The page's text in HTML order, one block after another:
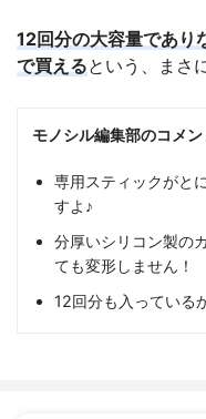
12回分の大容量であ
で買えるという、まさ
モノシル編集部のコメン
専用スティックがと
すよ♪
分厚いシリコン製の
ても変形しません！
12回分も入っている